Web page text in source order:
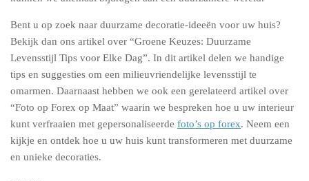
Bent u op zoek naar duurzame decoratie-ideeën voor uw huis?
Bekijk dan ons artikel over “Groene Keuzes: Duurzame
Levensstijl Tips voor Elke Dag”. In dit artikel delen we handige
tips en suggesties om een milieuvriendelijke levensstijl te
omarmen. Daarnaast hebben we ook een gerelateerd artikel over
“Foto op Forex op Maat” waarin we bespreken hoe u uw interieur
kunt verfraaien met gepersonaliseerde foto’s op forex. Neem een
kijkje en ontdek hoe u uw huis kunt transformeren met duurzame
en unieke decoraties.